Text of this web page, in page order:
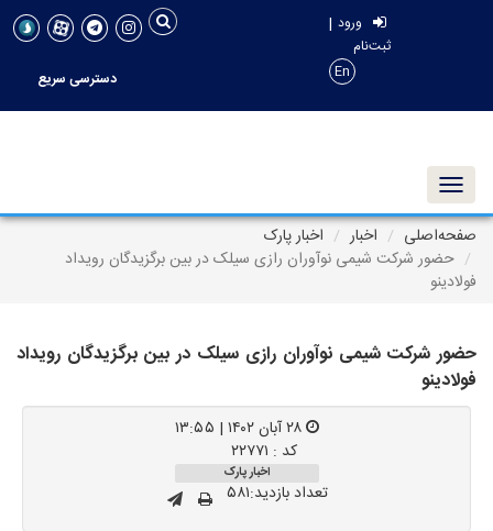
ورود |
ثبت‌نام
En
دسترسی سریع
Toggle navigation
صفحه‌اصلی
اخبار
اخبار پارک
حضور شرکت شیمی نوآوران رازی سیلک در بین برگزیدگان رویداد
فولادینو
حضور شرکت شیمی نوآوران رازی سیلک در بین برگزیدگان رویداد
فولادینو
۲۸ آبان ۱۴۰۲ | ۱۳:۵۵
کد : ۲۲۷۷۱
اخبار پارک
تعداد بازدید:۵۸۱